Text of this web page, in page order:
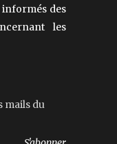
des
les
mails du